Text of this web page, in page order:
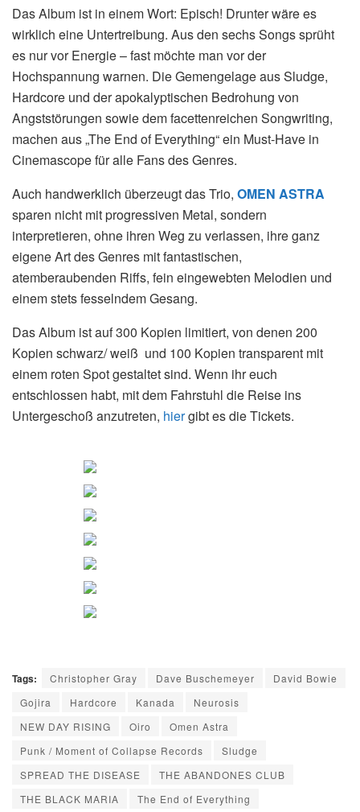
Das Album ist in einem Wort: Episch! Drunter wäre es
wirklich eine Untertreibung. Aus den sechs Songs sprüht
es nur vor Energie – fast möchte man vor der
Hochspannung warnen. Die Gemengelage aus Sludge,
Hardcore und der apokalyptischen Bedrohung von
Angststörungen sowie dem facettenreichen Songwriting,
machen aus „The End of Everything“ ein Must-Have in
Cinemascope für alle Fans des Genres.
Auch handwerklich überzeugt das Trio, OMEN ASTRA
sparen nicht mit progressiven Metal, sondern
interpretieren, ohne ihren Weg zu verlassen, ihre ganz
eigene Art des Genres mit fantastischen,
atemberaubenden Riffs, fein eingewebten Melodien und
einem stets fesselndem Gesang.
Das Album ist auf 300 Kopien limitiert, von denen 200
Kopien schwarz/ weiß und 100 Kopien transparent mit
einem roten Spot gestaltet sind. Wenn ihr euch
entschlossen habt, mit dem Fahrstuhl die Reise ins
Untergeschoß anzutreten, hiergibt es die Tickets.
Tags: Christopher Gray Dave Buschemeyer
David Bowie
Gojira
Hardcore Kanada
Neurosis
NEW DAY RISING
Oiro
Omen Astra
Punk / Moment of Collapse Records
Sludge
SPREAD THE DISEASE
THE ABANDONES CLUB
THE BLACK MARIA
The End of Everything